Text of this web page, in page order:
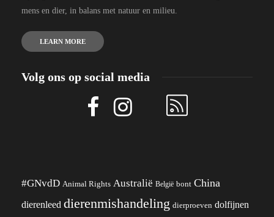
mens en dier, in balans met natuur en milieu.
LEARN MORE
Volg ons op social media
#GNvdD Animal Rights Australië België bont China
dierenleed dierenmishandeling dierproeven dolfijnen